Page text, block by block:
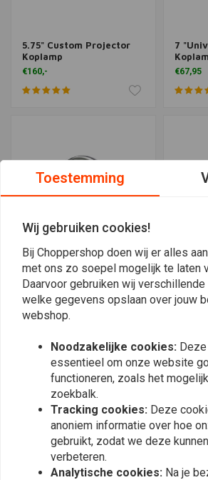
5.75" Custom Projector
Koplamp
€160,-
7
€67,95
7 "Universal Metal Shorty
Koplamp Chrome
€67,95
7
€67,95
Meest bekeken
Op de hoogte
Toestemming
Wij gebruiken cookies!
Bij Choppershop doen wij er alles
met ons zo soepel mogelijk te laten
Daarvoor gebruiken wij
welke gegevens opslaan over jouw
webshop.
Noodzakelijke cookies:
essentieel om onze website
functioneren, zoals het
zoekbalk.
Tracking cookies: Deze
anoniem informatie over hoe
gebruikt, zodat we deze
verbeteren.
Analytische cookies: Na je